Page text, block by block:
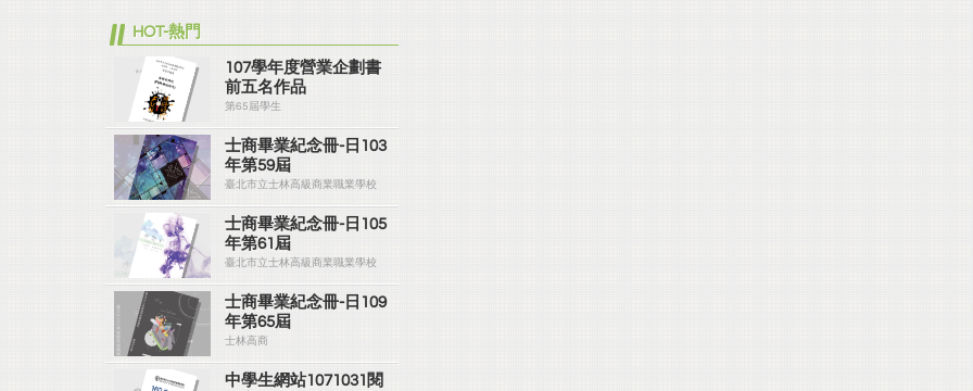
HOT-熱門
107學年度營業企劃書
前五名作品
第65屆學生
士商畢業紀念冊-日103
年第59屆
臺北市立士林高級商業職業學校
士商畢業紀念冊-日105
年第61屆
臺北市立士林高級商業職業學校
士商畢業紀念冊-日109
年第65屆
士林高商
中學生網站1071031閱